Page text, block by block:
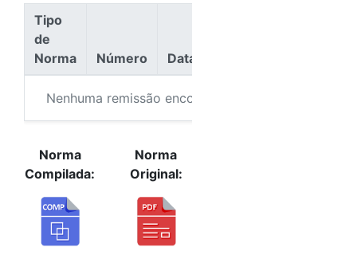
Tipo
de
Norma
Número Data
Nenhuma remissão encontrada.
Norma
Compilada:
Norma
Original: